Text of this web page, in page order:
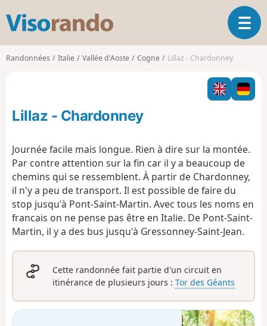
s
o
o
O
u
i
r
l
v
i
g
t
i
Randonnées Italie Vallée d'Aoste Cogne Lillaz - Chardonney
Lillaz - Chardonney
Journée facile mais longue. Rien à dire sur la montée.
Par contre attention sur la fin car il y a beaucoup de
chemins qui se ressemblent. À partir de Chardonney,
il n'y a peu de transport. Il est possible de faire du
stop jusqu'à Pont-Saint-Martin. Avec tous les noms en
francais on ne pense pas être en Italie. De Pont-Saint-
Martin, il y a des bus jusqu'à Gressonney-Saint-Jean.
Cette randonnée fait partie d'un circuit en
itinérance de plusieurs jours :Tor des Géants